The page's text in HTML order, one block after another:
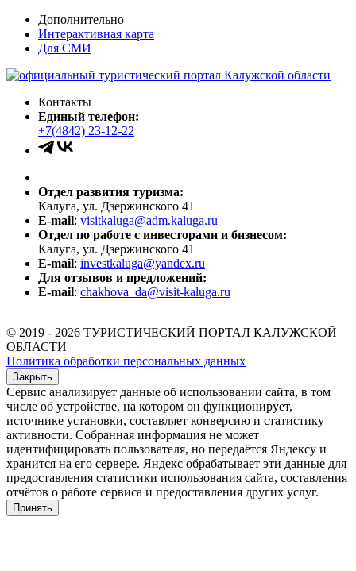
Дополнительно
Интерактивная карта
Для СМИ
Контакты
Единый телефон:
+7(4842) 23-12-22
Отдел развития туризма:
Калуга, ул. Дзержинского 41
E-mail: visitkaluga@adm.kaluga.ru
Отдел по работе с инвесторами и бизнесом:
Калуга, ул. Дзержинского 41
E-mail: investkaluga@yandex.ru
Для отзывов и предложений:
E-mail: chakhova_da@visit-kaluga.ru
© 2019 - 2026 ТУРИСТИЧЕСКИЙ ПОРТАЛ КАЛУЖСКОЙ
ОБЛАСТИ
Политика обработки персональных данных
Закрыть
Сервис анализирует данные об использовании сайта, в том
числе об устройстве, на котором он функционирует,
источнике установки, составляет конверсию и статистику
активности. Собранная информация не может
идентифицировать пользователя, но передаётся Яндексу и
хранится на его сервере. Яндекс обрабатывает эти данные для
предоставления статистики использования сайта, составления
отчётов о работе сервиса и предоставления других услуг.
Принять